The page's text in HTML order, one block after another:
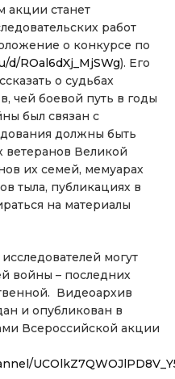
акции станет
работ
о конкурсе по
d/ROal6dXj_MjSWg). Его
о судьбах
чей боевой путь в годы
был связан с
должны быть
ветеранов Великой
их семей, мемуарах
тыла, публикациях в
на материалы
могут
войны – последних
Видеоархив
и опубликован в
Всероссийской акции